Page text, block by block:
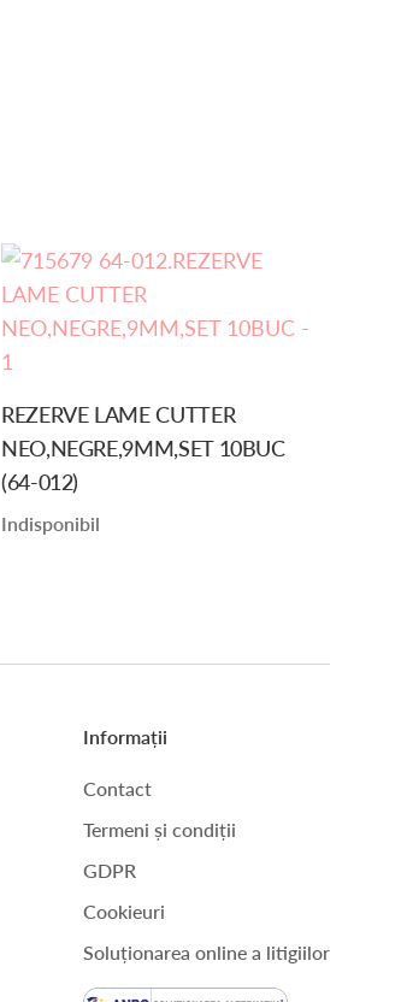
REZERVE LAME CUTTER
NEO,NEGRE,9MM,SET 10BUC
(64-012)
Indisponibil
Informații
Contact
Termeni și condiții
GDPR
Cookieuri
Soluționarea online a litigiilor